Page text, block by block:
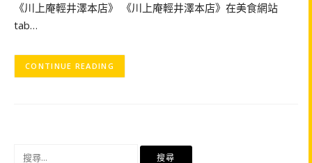
《川上庵輕井澤本店》 《川上庵輕井澤本店》在美食網站
tab…
CONTINUE READING